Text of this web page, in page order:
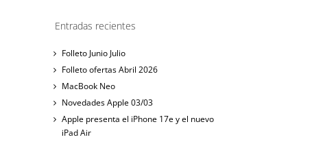
Entradas recientes
Folleto Junio Julio
Folleto ofertas Abril 2026
MacBook Neo
Novedades Apple 03/03
Apple presenta el iPhone 17e y el nuevo
iPad Air